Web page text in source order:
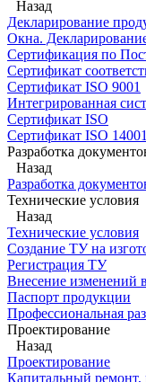
Назад
Декларирование
Окна.
Сертификация по
Сертификат
Сертификат ISO 9001
Интегрированная
Сертификат ISO
Сертификат ISO 14001
Разработка
Назад
Разработка
Технические условия
Назад
Технические условия
Создание ТУ на
Регистрация ТУ
Внесение изменений
Паспорт продукции
Профессиональная
Проектирование
Назад
Проектирование
Капитальный ремонт,